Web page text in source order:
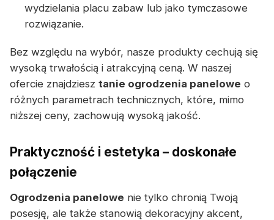
wydzielania placu zabaw lub jako tymczasowe
rozwiązanie.
Bez względu na wybór, nasze produkty cechują się
wysoką trwałością i atrakcyjną ceną. W naszej
ofercie znajdziesz tanie ogrodzenia panelowe o
różnych parametrach technicznych, które, mimo
niższej ceny, zachowują wysoką jakość.
Praktyczność i estetyka – doskonałe
połączenie
Ogrodzenia panelowe nie tylko chronią Twoją
posesję, ale także stanowią dekoracyjny akcent,